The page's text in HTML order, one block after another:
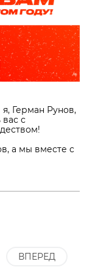
Герман Рунов,
с
а мы вместе с
обязательно
ВПЕРЕД